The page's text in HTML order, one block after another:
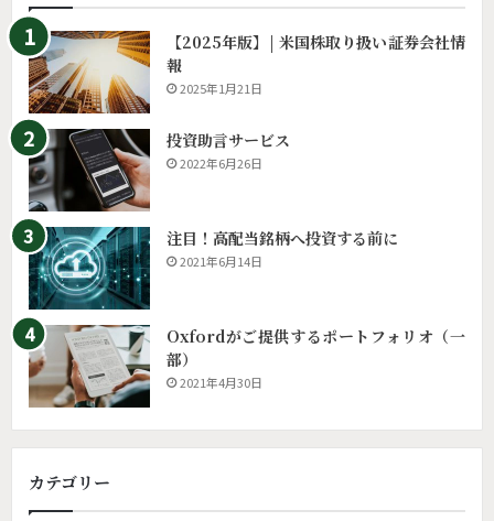
【2025年版】| 米国株取り扱い証券会社情
報
2025年1月21日
投資助言サービス
2022年6月26日
注目！高配当銘柄へ投資する前に
2021年6月14日
Oxfordがご提供するポートフォリオ（一
部）
2021年4月30日
カテゴリー